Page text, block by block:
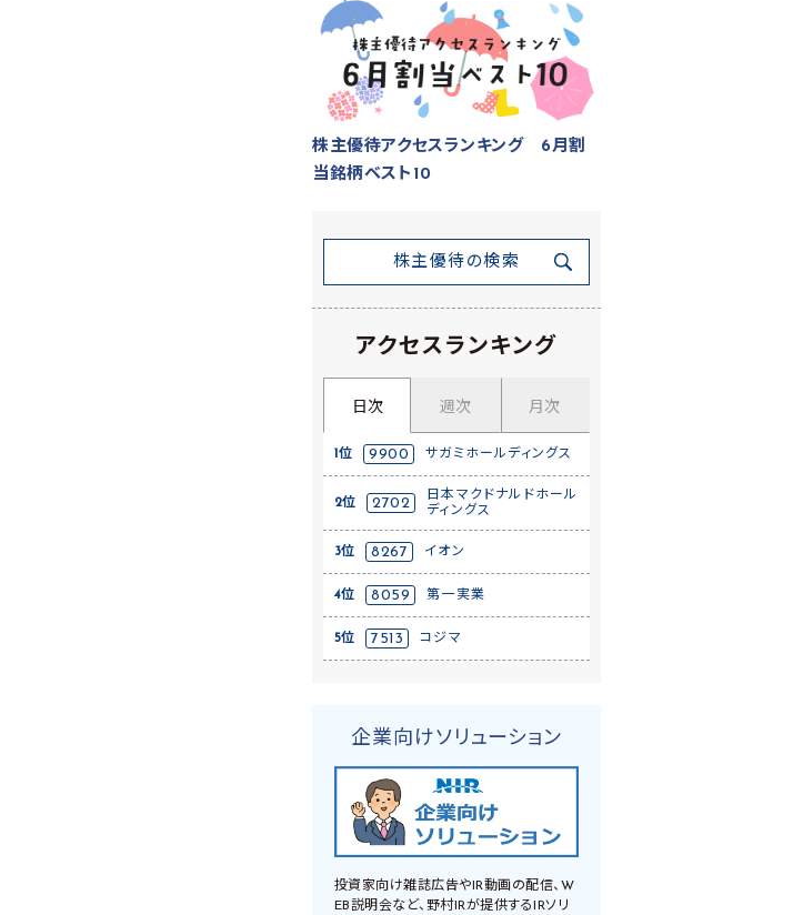
株主優待アクセスランキング 6月割
当銘柄ベスト10
株主優待の検索
アクセスランキング
日次 週次 月次
1位 9900 サガミホールディングス
2位 2702
日本マクドナルドホール
ディングス
3位 8267 イオン
4位 8059 第一実業
5位 7513 コジマ
企業向けソリューション
投資家向け雑誌広告やIR動画の配信、W
EB説明会など、野村IRが提供するIRソリ